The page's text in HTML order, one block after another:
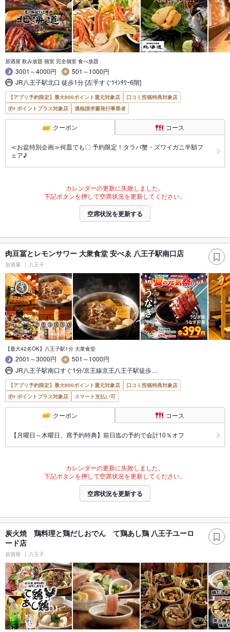
居酒屋 飲み放題 個室 完全個室 食べ放題
3001～4000円
501～1000円
JR八王子駅北口 徒歩1分 [左手すぐﾂｲﾝﾀﾜｰ6階]
【アプリ予約限定】最大800ポイント還元対象店
口コミ投稿特典対象店
ポイントプラス対象店
適格請求書発行事業者
クーポン コース
≪お盆特別企画≫何皿でも〇 予約限定！タラバ蟹・ズワイガニ半額フ
ェア♪
カレンダーの更新に失敗しました。
下記ボタンを押して空席状況を更新してください。
空席状況を更新する
肉豆冨とレモンサワー 大衆食堂 安べゑ 八王子駅南口店
居酒屋 八王子
【最大42名OK】八王子駅1分 大衆食堂
2001～3000円
501～1000円
JR八王子駅南口すぐ1分/京王線京王八王子駅徒歩…
【アプリ予約限定】最大800ポイント還元対象店
口コミ投稿特典対象店
ポイントプラス対象店
スマート支払い可
クーポン コース
【月曜日～木曜日、席予約特典】前日迄の予約で会計10％オフ
カレンダーの更新に失敗しました。
下記ボタンを押して空席状況を更新してください。
空席状況を更新する
炭火焼 鶏料理と鶏だしおでん て鶏あし鶏 八王子ユーロ
ード店
居酒屋 八王子